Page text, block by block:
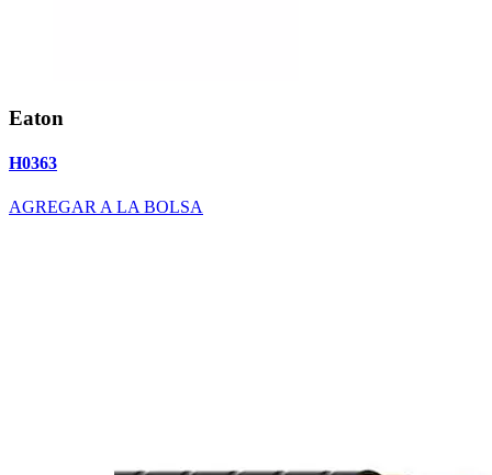
Eaton
H0363
AGREGAR A LA BOLSA